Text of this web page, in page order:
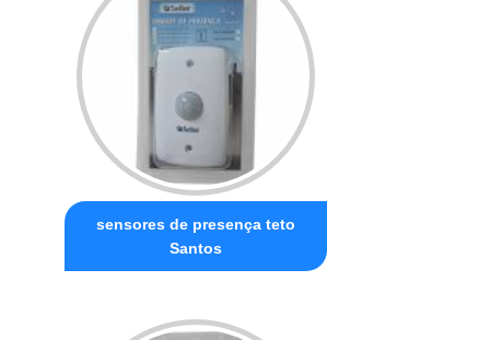
sensores de presença teto
Santos